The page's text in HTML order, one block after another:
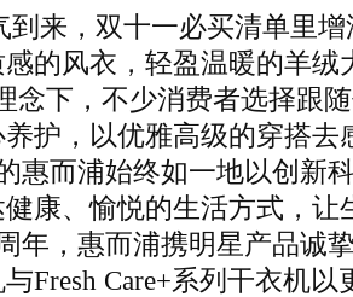
到来，双十一必买清单里
感的风衣，轻盈温暖的羊
念下，不少消费者选择跟
护，以优雅高级的穿搭去
惠而浦始终如一地以创新
康、愉悦的生活方式，让
年，惠而浦携明星产品诚
Fresh Care+系列干衣机